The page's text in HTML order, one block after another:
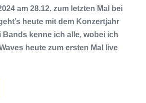
am 28.12. zum letzten Mal bei
heute mit dem Konzertjahr
Bands kenne ich alle, wobei ich
heute zum ersten Mal live